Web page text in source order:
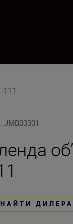
111
:JMB03301
ДИЛЕРА